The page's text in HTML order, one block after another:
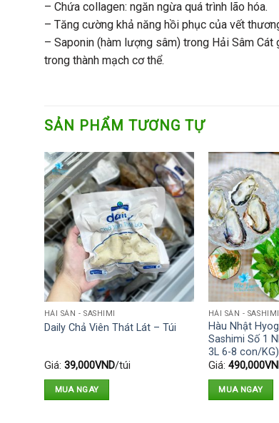
– Chứa collagen: ngăn ngừa quá trình lão hóa.
– Tăng cường khả năng hồi phục của vết
– Saponin (hàm lượng sâm) trong Hải Sâm
trong thành mạch cơ thể.
SẢN PHẨM TƯƠNG TỰ
HẢI SẢN - SASHIMI
Daily Chả Viên Thát Lát – Túi
Giá: 39,000VND/túi
MUA NGAY
HẢI SẢN - SASHIMI
Hàu Nhật
Sashimi Số 1
3L 6-8 con/KG)
Giá: 490,000
MUA NGAY